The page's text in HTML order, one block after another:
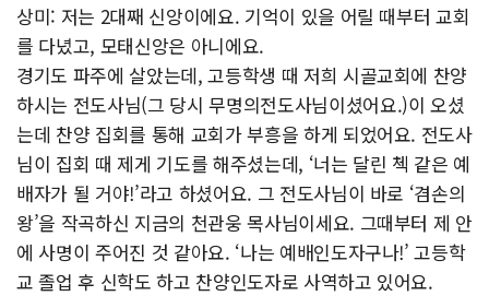
상미: 저는 2대째 신앙이에요. 기억이 있을 어릴 때부터 교회
를 다녔고, 모태신앙은 아니에요.
경기도 파주에 살았는데, 고등학생 때 저희 시골교회에 찬양
하시는 전도사님(그 당시 무명의전도사님이셨어요.)이 오셨
는데 찬양 집회를 통해 교회가 부흥을 하게 되었어요. 전도사
님이 집회 때 제게 기도를 해주셨는데, ‘너는 달린 첵 같은 예
배자가 될 거야!’라고 하셨어요. 그 전도사님이 바로 ‘겸손의
왕’을 작곡하신 지금의 천관웅 목사님이세요. 그때부터 제 안
에 사명이 주어진 것 같아요. ‘나는 예배인도자구나!’ 고등학
교 졸업 후 신학도 하고 찬양인도자로 사역하고 있어요.